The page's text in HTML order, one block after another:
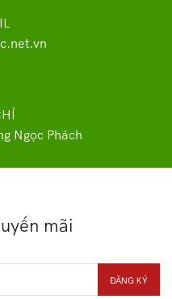
Ngọc Phách
mãi